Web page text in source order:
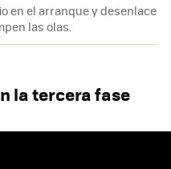
en el arranque y desenlace
las olas.
la tercera fase